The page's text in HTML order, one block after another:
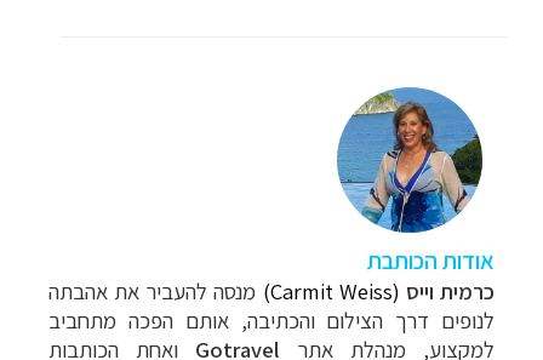
אודות הכותבת
כרמית וייס (Carmit Weiss)
מנסה להעביר את אהבתה
לנופים דרך הצילום והכתיבה, אותם הפכה מתחביב
למקצוע, מנהלת אתר Gotravel
ואחת הכותבות